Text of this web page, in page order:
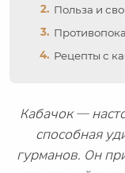
Польза и
Рецепты с
Кабачок —
способная
гурманов. Он